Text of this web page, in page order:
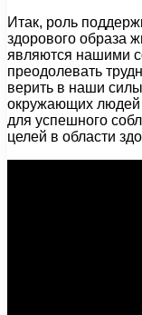
Итак, роль
здорового образа
являются нашими
преодолевать
верить в наши
окружающих людей
для успешного
целей в области